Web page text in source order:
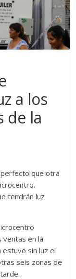
a los
de la
que otra
tendrán luz
ventas en la
sin luz el
seis zonas de